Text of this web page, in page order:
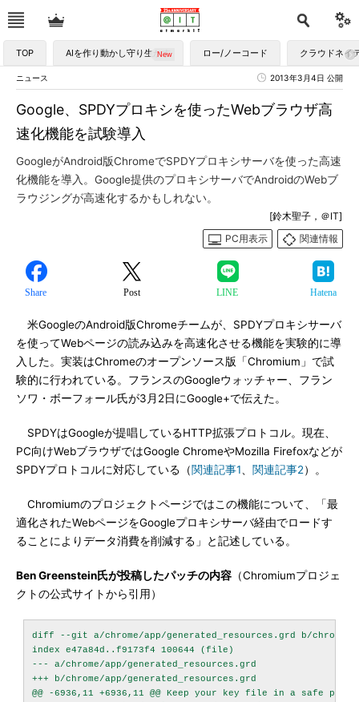
TOP AIを作り動かし守り生かす ロー/ノーコード クラウドネイ
ニュース 2013年3月4日 公開
Google、SPDYプロキシを使ったWebブラウザ高
速化機能を試験導入
GoogleがAndroid版ChromeでSPDYプロキシサーバを使った高速
化機能を導入。Google提供のプロキシサーバでAndroidのWebブ
ラウジングが高速化するかもしれない。
[鈴木聖子，＠IT]
PC用表示
関連情報
Share Post LINE Hatena
米GoogleのAndroid版Chromeチームが、SPDYプロキシサーバ
を使ってWebページの読み込みを高速化させる機能を実験的に導
入した。実装はChromeのオープンソース版「Chromium」で試
験的に行われている。フランスのGoogleウォッチャー、フラン
ソワ・ボーフォール氏が3月2日にGoogle+で伝えた。
SPDYはGoogleが提唱しているHTTP拡張プロトコル。現在、
PC向けWebブラウザではGoogle ChromeやMozilla Firefoxなどが
SPDYプロトコルに対応している（関連記事1 関連記事2）。
Chromiumのプロジェクトページではこの機能について、「最
適化されたWebページをGoogleプロキシサーバ経由でロードす
ることによりデータ消費を削減する」と記述している。
Ben Greenstein氏が投稿したパッチの内容 （Chromiumプロジェ
クトの公式サイトから引用）
diff --git a/chrome/app/generated_resources.grd b/chrome/
index e47a84d..f9173f4 100644 (file)
--- a/chrome/app/generated_resources.grd
+++ b/chrome/app/generated_resources.grd
@@ -6936,11 +6936,11 @@ Keep your key file in a safe